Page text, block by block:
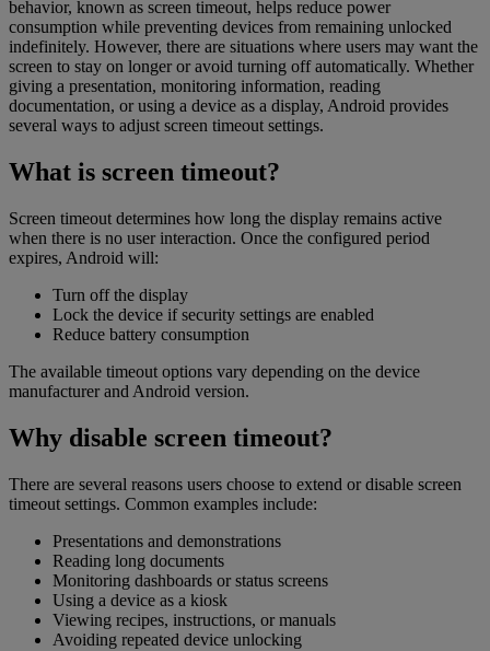
behavior, known as screen timeout, helps reduce power
consumption while preventing devices from remaining unlocked
indefinitely. However, there are situations where users may want the
screen to stay on longer or avoid turning off automatically. Whether
giving a presentation, monitoring information, reading
documentation, or using a device as a display, Android provides
several ways to adjust screen timeout settings.
What is screen timeout?
Screen timeout determines how long the display remains active
when there is no user interaction. Once the configured period
expires, Android will:
Turn off the display
Lock the device if security settings are enabled
Reduce battery consumption
The available timeout options vary depending on the device
manufacturer and Android version.
Why disable screen timeout?
There are several reasons users choose to extend or disable screen
timeout settings. Common examples include:
Presentations and demonstrations
Reading long documents
Monitoring dashboards or status screens
Using a device as a kiosk
Viewing recipes, instructions, or manuals
Avoiding repeated device unlocking